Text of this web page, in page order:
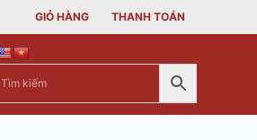
GIỎ HÀNG THANH TOÁN